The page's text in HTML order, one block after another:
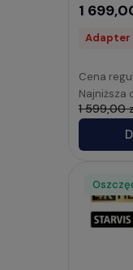
1
Adapter
Cena
Najniższa
1 599,00
Rabat